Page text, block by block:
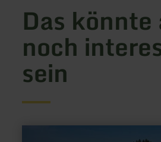
Das könnte
noch
sein